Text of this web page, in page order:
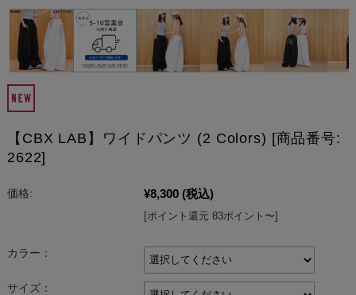
【CBX LAB】ワイドパンツ (2 Colors) [商品番号:
2622]
価格: ¥8,300 (税込)
[ポイント還元 83ポイント〜]
カラー：
サイズ：